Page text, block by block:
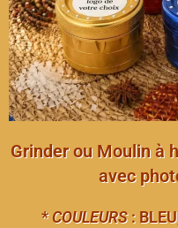
Grinder ou Moulin à
avec
*COULEURS: